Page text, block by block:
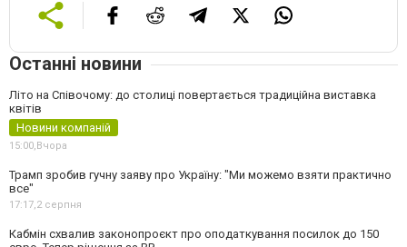
Останні новини
Літо на Співочому: до столиці повертається традиційна виставка
квітів
Новини компаній
15:00,Вчора
Трамп зробив гучну заяву про Україну: "Ми можемо взяти практично
все"
17:17,2 серпня
Кабмін схвалив законопроєкт про оподаткування посилок до 150